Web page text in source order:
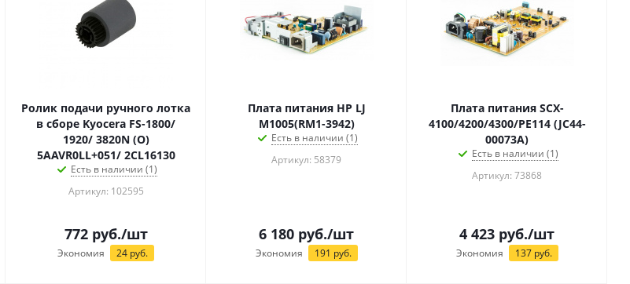
Ролик подачи ручного лотка
в сборе Kyocera FS-1800/
1920/ 3820N (О)
5AAVR0LL+051/ 2CL16130
Есть в наличии (1)
Артикул: 102595
772руб./шт
Экономия 24 руб.
Плата питания HP LJ
М1005(RM1-3942)
Есть в наличии (1)
Артикул: 58379
6 180 руб./шт
Экономия 191 руб.
Плата питания SCX-
4100/4200/4300/PE114 (JC44-
00073A)
Есть в наличии (1)
Артикул: 73868
4 423 руб./шт
Экономия 137руб.